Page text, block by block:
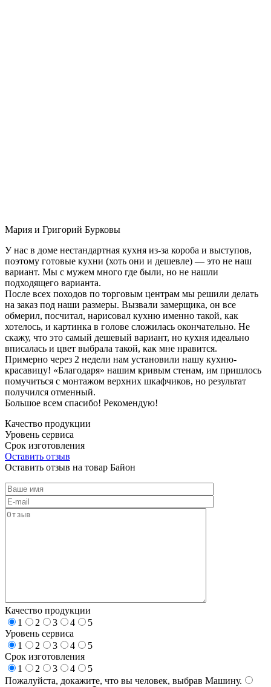
Мария и Григорий Бурковы
У нас в доме нестандартная кухня из-за короба и выступов,
поэтому готовые кухни (хоть они и дешевле) — это не наш
вариант. Мы с мужем много где были, но не нашли
подходящего варианта.
После всех походов по торговым центрам мы решили делать
на заказ под наши размеры. Вызвали замерщика, он все
обмерил, посчитал, нарисовал кухню именно такой, как
хотелось, и картинка в голове сложилась окончательно. Не
скажу, что это самый дешевый вариант, но кухня идеально
вписалась и цвет выбрала такой, как мне нравится.
Примерно через 2 недели нам установили нашу кухню-
красавицу! «Благодаря» нашим кривым стенам, им пришлось
помучиться с монтажом верхних шкафчиков, но результат
получился отменный.
Большое всем спасибо! Рекомендую!
Качество продукции
Уровень сервиса
Срок изготовления
Оставить отзыв
Оставить отзыв на товар Байон
Качество продукции
1
2 3 4
5
Уровень сервиса
1
2 3 4
5
Срок изготовления
1
2 3 4
5
Пожалуйста, докажите, что вы человек, выбрав Машину.